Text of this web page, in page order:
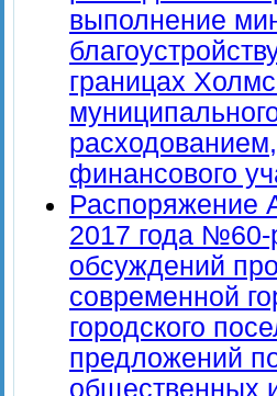
выполнение
границах
финансового
Распоряжение
2017 года №60-
обсуждений
современной
городского
предложений
общественных